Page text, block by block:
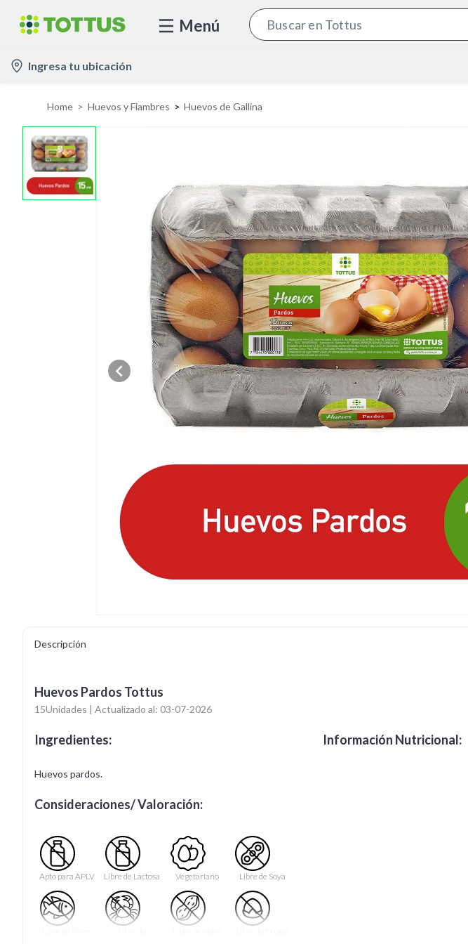
Menú
Ingresa tu ubicación
Home Huevos y Fiambres Huevos de Gallina
Descripción
Huevos Pardos Tottus
15Unidades | Actualizado al: 03-07-2026
Ingredientes:
Huevos pardos.
Consideraciones/ Valoración:
Apto para APLV Libre de Lactosa Vegetariano Libre de Soya
Información Nutricional: